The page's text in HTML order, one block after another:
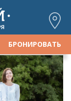
БРОНИРОВАТЬ